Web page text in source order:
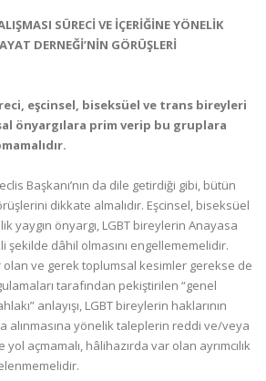
SÜRECİ VE İÇERİĞİNE YÖNELİK
DERNEĞİ’NİN GÖRÜŞLERİ
eşcinsel, biseksüel ve trans bireyleri
önyargılara prim verip bu gruplara
Başkanı’nın da dile getirdiği gibi, bütün
dikkate almalıdır. Eşcinsel, biseksüel
yaygın önyargı, LGBT bireylerin Anayasa
şekilde dâhil olmasını engellememelidir.
ve gerek toplumsal kesimler gerekse de
tarafından pekiştirilen “genel
anlayışı, LGBT bireylerin haklarının
alınmasına yönelik taleplerin reddi ve/veya
açmamalı, hâlihazırda var olan ayrımcılık